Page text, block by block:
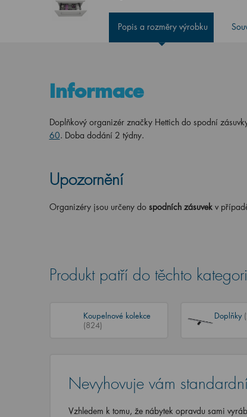
Popis a rozměry výrobku
Informace
Doplňkový organizér značky Hettich do spodní
60. Doba dodání 2 týdny.
Upozornění
Organizéry jsou určeny do spodních zásuvekv
Produkt patří do těchto
Koupelnové kolekce
(824)
Doplňky
Nevyhovuje vám
Vzhledem k tomu, že nábytek opravdu sami